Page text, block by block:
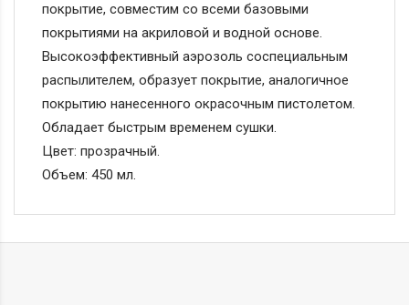
покрытие, совместим со всеми базовыми
покрытиями на акриловой и водной основе.
Высокоэффективный аэрозоль соспециальным
распылителем, образует покрытие, аналогичное
покрытию нанесенного окрасочным пистолетом.
Обладает быстрым временем сушки.
Цвет: прозрачный.
Объем: 450 мл.